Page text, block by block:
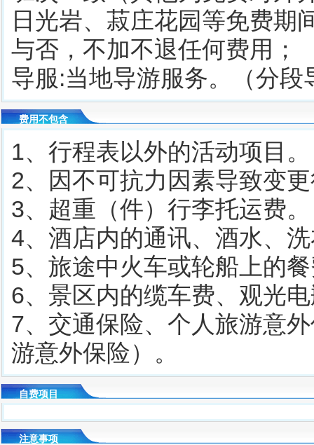
日光岩、菽庄花园等免费期
与否，不加不退任何费用；
导服:当地导游服务。（分
费用不包含
1、行程表以外的活动项目。
2、因不可抗力因素导致变
3、超重（件）行李托运费。
4、酒店内的通讯、酒水、
5、旅途中火车或轮船上的
6、景区内的缆车费、观光
7、交通保险、个人旅游意
游意外保险）。
自费项目
注意事项